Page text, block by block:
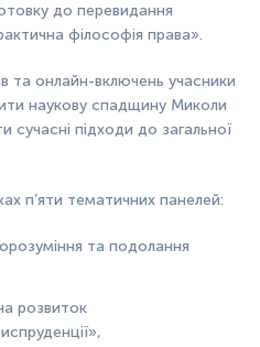
до перевидання
філософія права».
та онлайн-включень учасники
наукову спадщину Миколи
сучасні підходи до загальної
п’яти тематичних панелей:
та подолання
розвиток